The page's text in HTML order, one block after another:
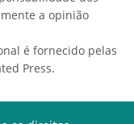
a opinião
é fornecido pelas
Press.